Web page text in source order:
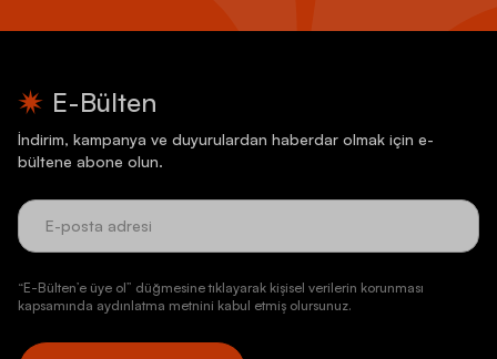
E-Bülten
İndirim, kampanya ve duyurulardan haberdar olmak için e-
bültene abone olun.
“E-Bülten’e üye ol” düğmesine tıklayarak kişisel verilerin korunması
kapsamında aydınlatma metnini kabul etmiş olursunuz.